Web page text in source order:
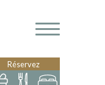
Réservez